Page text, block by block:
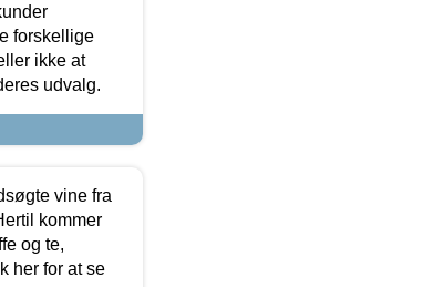
forskellige
ikke at
udvalg.
vine fra
kommer
og te,
her for at se